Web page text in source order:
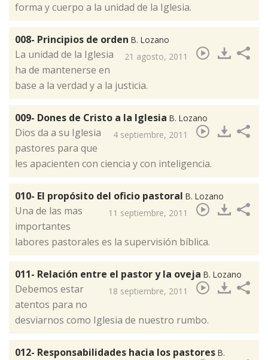
forma y cuerpo a la unidad de la Iglesia.
008- Principios de orden B. Lozano
21 agosto, 2011
La unidad de la Iglesia
ha de mantenerse en
base a la verdad y a la justicia.
009- Dones de Cristo a la Iglesia B. Lozano
4 septiembre, 2011
Dios da a su Iglesia
pastores para que
les apacienten con ciencia y con inteligencia.
010- El propósito del oficio pastoral B. Lozano
11 septiembre, 2011
Una de las mas
importantes
labores pastorales es la supervisión bíblica.
011- Relación entre el pastor y la oveja B. Lozano
18 septiembre, 2011
Debemos estar
atentos para no
desviarnos como Iglesia de nuestro rumbo.
012- Responsabilidades hacia los pastores B.